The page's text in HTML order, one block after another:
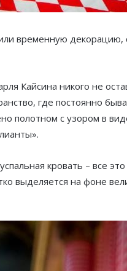
временную декорацию,
Кайсина никого не
где постоянно
полотном с узором в
кровать – все
выделяется на фоне